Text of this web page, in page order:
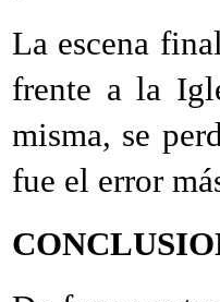
La escena
frente a la
misma, se
fue el error